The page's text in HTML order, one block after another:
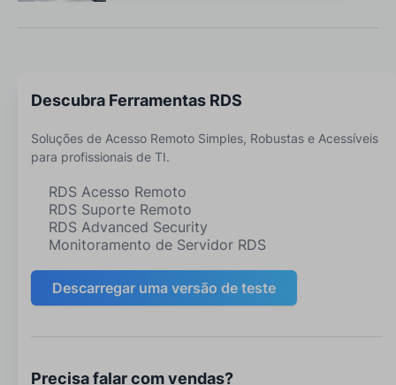
Descubra Ferramentas RDS
Soluções de Acesso Remoto Simples, Robustas e Acessíveis
para profissionais de TI.
RDS Acesso Remoto
RDS Suporte Remoto
RDS Advanced Security
Monitoramento de Servidor RDS
Descarregar uma versão de teste
Precisa falar com vendas?